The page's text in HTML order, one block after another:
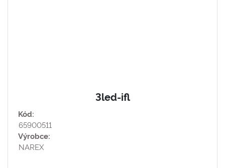
3led-ifl
Kód:
65900511
Výrobce:
NAREX